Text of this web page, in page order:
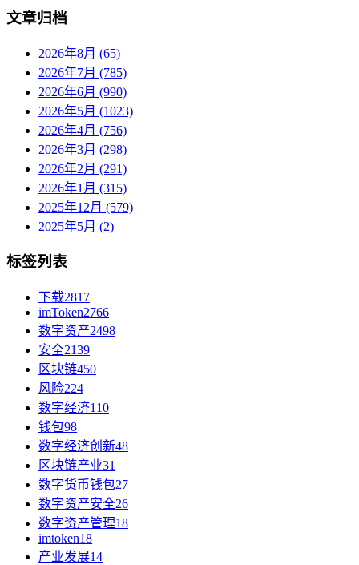
文章归档
2026年8月 (65)
2026年7月 (785)
2026年6月 (990)
2026年5月 (1023)
2026年4月 (756)
2026年3月 (298)
2026年2月 (291)
2026年1月 (315)
2025年12月 (579)
2025年5月 (2)
标签列表
下载2817
imToken2766
数字资产2498
安全2139
区块链450
风险224
数字经济110
钱包98
数字经济创新48
区块链产业31
数字货币钱包27
数字资产安全26
数字资产管理18
imtoken18
产业发展14